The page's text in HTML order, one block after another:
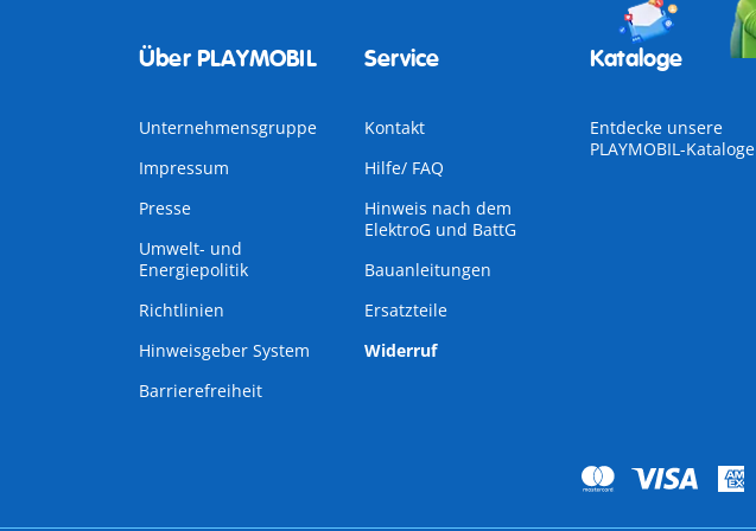
Über PLAYMOBIL
Unternehmensgruppe
Impressum
Presse
Umwelt- und
Energiepolitik
Richtlinien
Hinweisgeber System
Barrierefreiheit
Service
Kontakt
Hilfe/ FAQ
Hinweis nach dem
ElektroG und BattG
Bauanleitungen
Ersatzteile
Widerruf
Kataloge
Entdecke unsere
PLAYMOBIL-Kataloge